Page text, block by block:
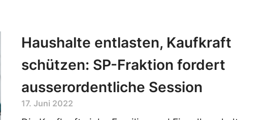
Haushalte entlasten, Kaufkraft
schützen: SP-Fraktion fordert
ausserordentliche Session
17. Juni 2022